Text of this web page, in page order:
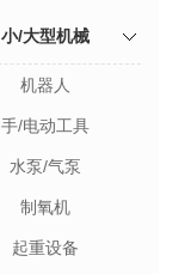
小/大型机械
机器人
手/电动工具
水泵/气泵
制氧机
起重设备